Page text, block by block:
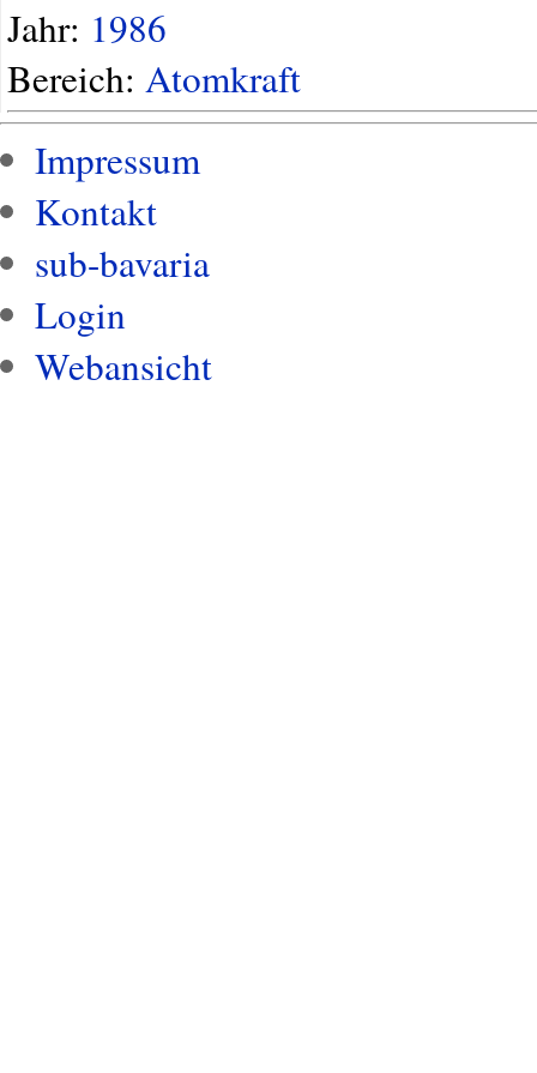
Jahr: 1986
Bereich: Atomkraft
Impressum
Kontakt
sub-bavaria
Login
Webansicht